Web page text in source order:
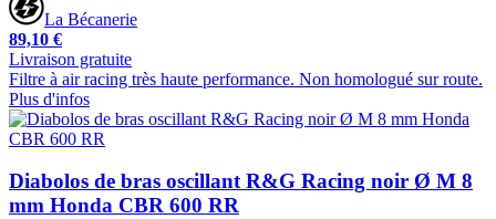
La Bécanerie
89,10 €
Livraison gratuite
Filtre à air racing très haute performance. Non homologué sur route.
Plus d'infos
Diabolos de bras oscillant R&G Racing noir Ø M 8
mm Honda CBR 600 RR